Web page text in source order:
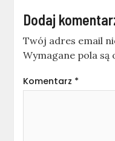
Dodaj
Twój adres email
Wymagane pola
Komentarz *